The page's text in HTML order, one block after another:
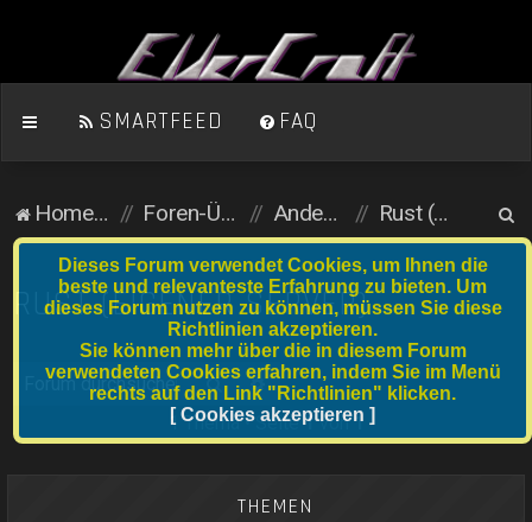
SMARTFEED FAQ
Homepage Foren-Übersicht Andere Spiele Rust (eigener Server)
u
RUST (EIGENER SERVER)
SucheErweiterte Suche
1 Thema • Seite1von1
THEMEN
Dieses Forum verwendet Cookies, um Ihnen die
beste und relevanteste Erfahrung zu bieten. Um
dieses Forum nutzen zu können, müssen Sie diese
Richtlinien akzeptieren.
Sie können mehr über die in diesem Forum
verwendeten Cookies erfahren, indem Sie im Menü
rechts auf den Link "Richtlinien" klicken.
[ Cookies akzeptieren ]